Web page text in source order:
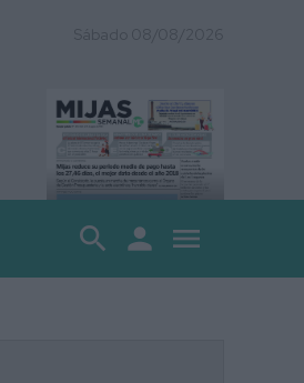
search person menu